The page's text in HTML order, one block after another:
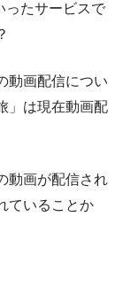
ったサービスで
動画配信につい
」は現在動画配
動画が配信され
ていることか